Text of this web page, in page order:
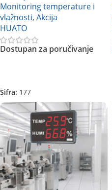
Monitoring temperature i
vlažnosti, Akcija
HUATO
Dostupan za poručivanje
Šifra: 177